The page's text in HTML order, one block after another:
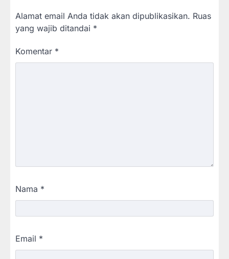
Alamat email Anda tidak akan dipublikasikan. Ruas
yang wajib ditandai *
Komentar *
Nama *
Email *